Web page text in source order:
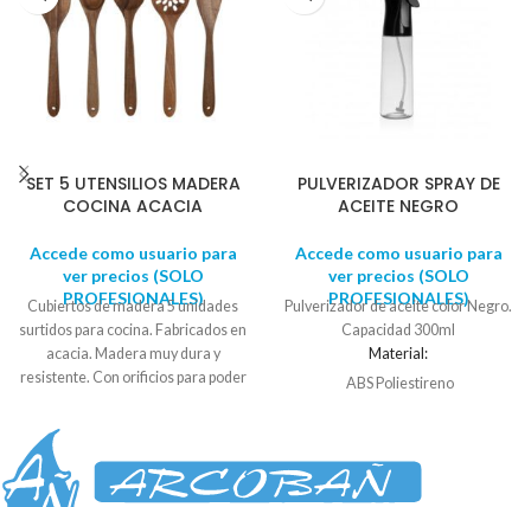
SET 5 UTENSILIOS MADERA
COCINA ACACIA
Accede como usuario para
ver precios (SOLO
PROFESIONALES)
Cubiertos de madera 5 unidades
surtidos para cocina. Fabricados en
acacia. Madera muy dura y
resistente. Con orificios para poder
ensalada. Pala multiusos. Cuchara
escurridora. Pala escurridora.
Medidas: Alto: 30,5cm Ancho:
7cm Fondo: 2cm
PULVERIZADOR SPRAY DE
ACEITE NEGRO
Accede como usuario para
ver precios (SOLO
PROFESIONALES)
Pulverizador de aceite color Negro.
Capacidad 300ml
Material:
ABS Poliestireno
Ancho:
5.9 cm.